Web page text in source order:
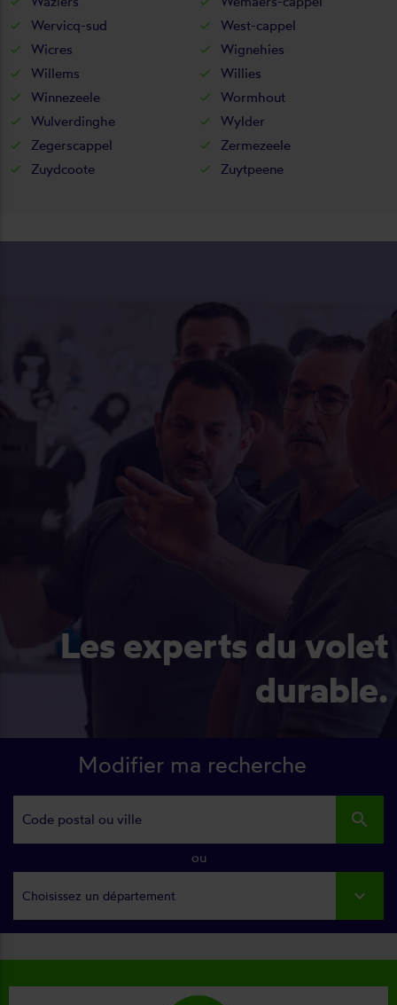
Wervicq-sud
West-cappel
Wicres
Wignehies
Willems
Willies
Winnezeele
Wormhout
Wulverdinghe
Wylder
Zegerscappel
Zermezeele
Zuydcoote
Zuytpeene
Les experts du volet
durable.
Modifier ma recherche
search
ou
Choisissez un département